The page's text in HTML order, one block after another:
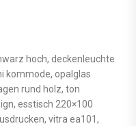
hoch, deckenleuchte
kommode, opalglas
rund holz, ton
esstisch 220×100
vitra ea101,